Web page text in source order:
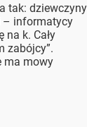
tak: dziewczyny
– informatycy
k. Cały
zabójcy”.
ma mowy